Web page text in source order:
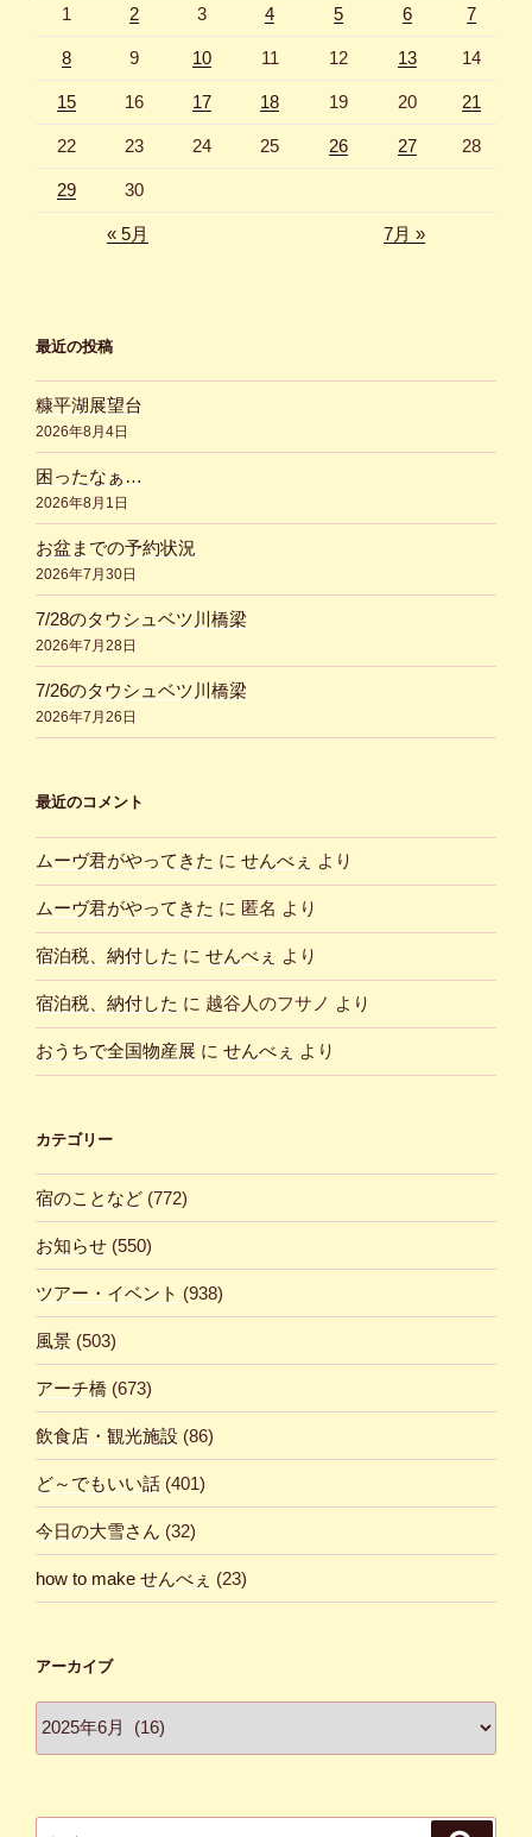
1 2 3 4 5 6 7
8 9 10 11 12 13 14
15 16 17 18 19 20 21
22 23 24 25 26 27 28
29 30
« 5月 7月 »
最近の投稿
糠平湖展望台
2026年8月4日
困ったなぁ…
2026年8月1日
お盆までの予約状況
2026年7月30日
7/28のタウシュベツ川橋梁
2026年7月28日
7/26のタウシュベツ川橋梁
2026年7月26日
最近のコメント
ムーヴ君がやってきた に せんべぇ より
ムーヴ君がやってきた に 匿名 より
宿泊税、納付した に せんべぇ より
宿泊税、納付した に 越谷人のフサノ より
おうちで全国物産展 に せんべぇ より
カテゴリー
宿のことなど (772)
お知らせ (550)
ツアー・イベント (938)
風景 (503)
アーチ橋 (673)
飲食店・観光施設 (86)
ど～でもいい話 (401)
今日の大雪さん (32)
how to make せんべぇ (23)
アーカイブ